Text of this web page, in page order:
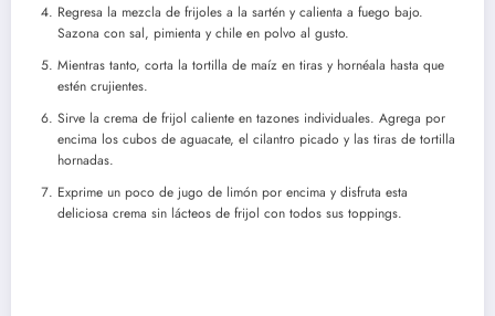
Regresa la mezcla de frijoles a la sartén y calienta a fuego bajo.
Sazona con sal, pimienta y chile en polvo al gusto.
Mientras tanto, corta la tortilla de maíz en tiras y hornéala hasta que
estén crujientes.
Sirve la crema de frijol caliente en tazones individuales. Agrega por
encima los cubos de aguacate, el cilantro picado y las tiras de tortilla
hornadas.
Exprime un poco de jugo de limón por encima y disfruta esta
deliciosa crema sin lácteos de frijol con todos sus toppings.